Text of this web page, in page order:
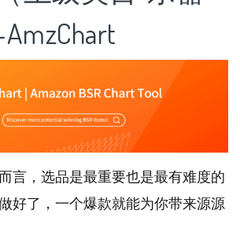
言，选品是最重要也是最有难度的
好了，一个爆款就能为你带来源源